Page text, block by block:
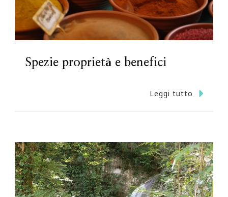
Spezie proprietà e benefici
Leggi tutto